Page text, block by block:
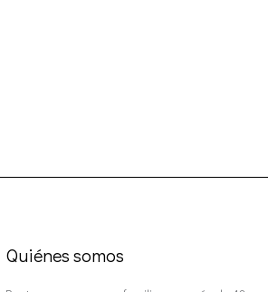
Quiénes somos